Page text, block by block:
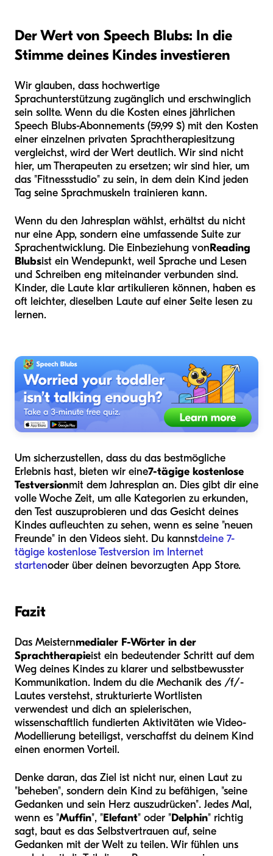
Der Wert von Speech Blubs: In die
Stimme deines Kindes investieren
Wir glauben, dass hochwertige
Sprachunterstützung zugänglich und erschwinglich
sein sollte. Wenn du die Kosten eines jährlichen
Speech Blubs-Abonnements (59,99 $) mit den Kosten
einer einzelnen privaten Sprachtherapiesitzung
vergleichst, wird der Wert deutlich. Wir sind nicht
hier, um Therapeuten zu ersetzen; wir sind hier, um
das "Fitnessstudio" zu sein, in dem dein Kind jeden
Tag seine Sprachmuskeln trainieren kann.
Wenn du den Jahresplan wählst, erhältst du nicht
nur eine App, sondern eine umfassende Suite zur
Sprachentwicklung. Die Einbeziehung vonReading
Blubsist ein Wendepunkt, weil Sprache und Lesen
und Schreiben eng miteinander verbunden sind.
Kinder, die Laute klar artikulieren können, haben es
oft leichter, dieselben Laute auf einer Seite lesen zu
lernen.
Um sicherzustellen, dass du das bestmögliche
Erlebnis hast, bieten wir eine7-tägige kostenlose
Testversionmit dem Jahresplan an. Dies gibt dir eine
volle Woche Zeit, um alle Kategorien zu erkunden,
den Test auszuprobieren und das Gesicht deines
Kindes aufleuchten zu sehen, wenn es seine "neuen
Freunde" in den Videos sieht. Du kannstdeine 7-
tägige kostenlose Testversion im Internet
startenoder über deinen bevorzugten App Store.
Fazit
Das Meisternmedialer F-Wörter in der
Sprachtherapieist ein bedeutender Schritt auf dem
Weg deines Kindes zu klarer und selbstbewusster
Kommunikation. Indem du die Mechanik des /f/-
Lautes verstehst, strukturierte Wortlisten
verwendest und dich an spielerischen,
wissenschaftlich fundierten Aktivitäten wie Video-
Modellierung beteiligst, verschaffst du deinem Kind
einen enormen Vorteil.
Denke daran, das Ziel ist nicht nur, einen Laut zu
"beheben", sondern dein Kind zu befähigen, "seine
Gedanken und sein Herz auszudrücken". Jedes Mal,
wenn es "Muffin", "Elefant" oder "Delphin" richtig
sagt, baut es das Selbstvertrauen auf, seine
Gedanken mit der Welt zu teilen. Wir fühlen uns